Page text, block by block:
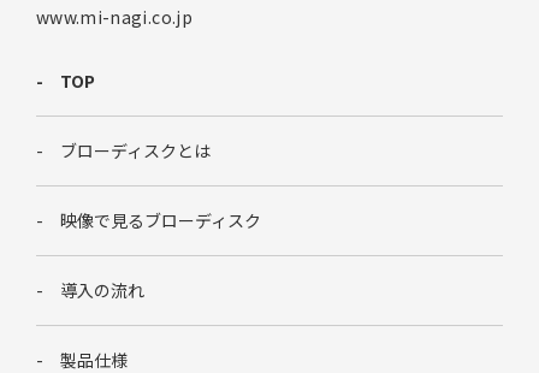
www.mi-nagi.co.jp
TOP
ブローディスクとは
映像で見るブローディスク
導入の流れ
製品仕様